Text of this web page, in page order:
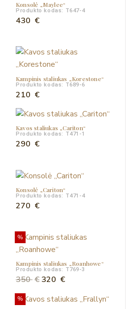
Konsolė „Maylee“
Produkto kodas: T647-4
430 €
Kampinis staliukas „Korestone“
Produkto kodas: T689-6
210 €
Kavos staliukas „Cariton“
Produkto kodas: T471-1
290 €
Konsolė „Cariton“
Produkto kodas: T471-4
270 €
%
Kampinis staliukas „Roanhowe“
Produkto kodas: T769-3
350€ Original
was:
320 €Current
is:
%